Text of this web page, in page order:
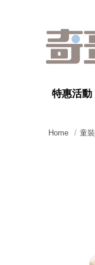
特惠活動
Home 童裝